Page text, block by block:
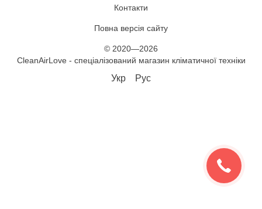
Контакти
Повна версія сайту
© 2020—2026
CleanAirLove - спеціалізований магазин кліматичної техніки
Укр Рус